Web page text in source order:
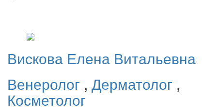
Вискова Елена Витальевна
Венеролог , Дерматолог ,
Косметолог